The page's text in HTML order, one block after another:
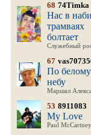
68 74Timka
Нас в
трамваях
болтает
Служебный
67
По белому
небу
Маршал
53 8911083
My Love
Paul McCartney